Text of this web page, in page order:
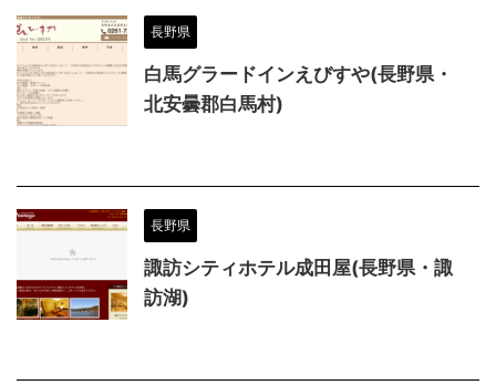
長野県
白馬グラードインえびすや(長野県・
北安曇郡白馬村)
長野県
諏訪シティホテル成田屋(長野県・諏
訪湖)